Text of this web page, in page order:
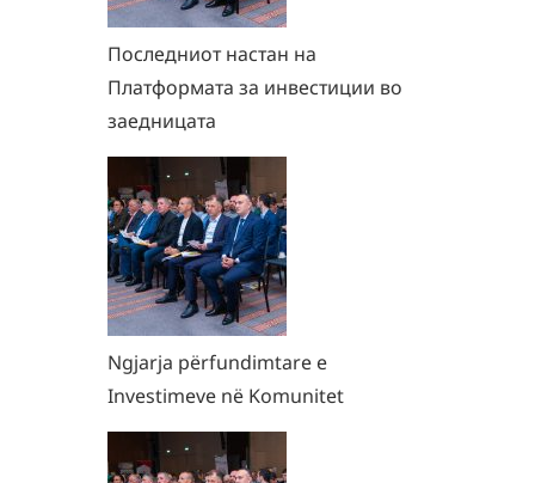
Последниот настан на
Платформата за инвестиции во
заедницата
Ngjarja përfundimtare e
Investimeve në Komunitet